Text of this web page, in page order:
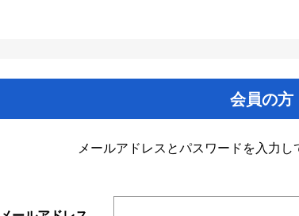
会員の方
メールアドレスとパスワードを入力し